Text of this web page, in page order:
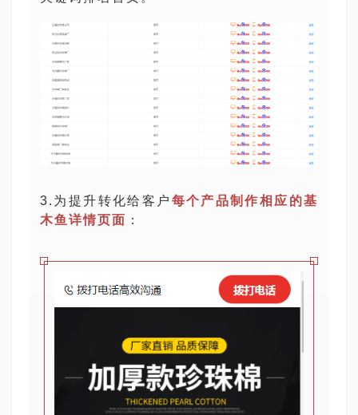
3.为提升转化给客户 每个产品制作相应的基
木鱼详情页面 ：